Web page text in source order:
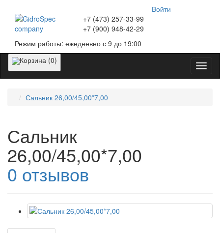
Войти
+7 (473)257-33-99
+7 (900)948-42-29
Режим работы: ежедневно с 9 до 19:00
Корзина (0)
Сальник 26,00/45,00*7,00
Сальник
26,00/45,00*7,00
0 отзывов